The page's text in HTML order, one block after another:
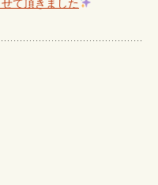
て頂きました